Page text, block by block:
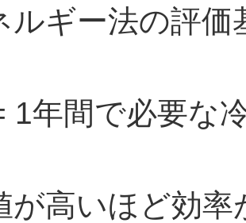
ルギー法の評
1年間で必要な
が高いほど効